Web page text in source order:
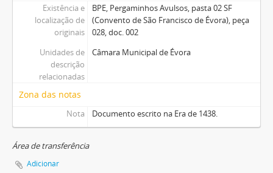
Existência e
localização de
originais
BPE, Pergaminhos Avulsos, pasta 02 SF
(Convento de São Francisco de Évora), peça
028, doc. 002
Unidades de
descrição
relacionadas
Câmara Municipal de Évora
Zona das notas
Nota Documento escrito na Era de 1438.
Área de transferência
Adicionar